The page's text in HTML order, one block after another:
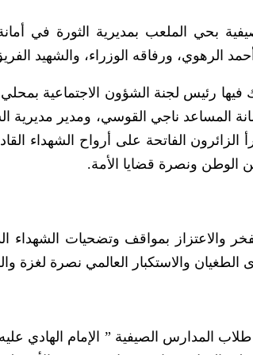
بحي الملعب بمديرية الثورة في
الرهوي، ورفاقه الوزراء، والشهيد
فيها رئيس لجنة الشؤون الاجتماعية
المساعد ناجي القوسي، ومدير
الفاتحة على أرواح الشهداء
الوطن ونصرة قضايا الأمة.
والاعتزاز بمواقف وتضحيات الشهداء
الطغيان والاستكبار العالمي نصرة لغزة
طلاب المدارس الصيفية ” الإمام الهادي